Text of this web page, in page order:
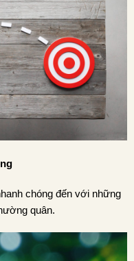
chóng đến với những
quân.